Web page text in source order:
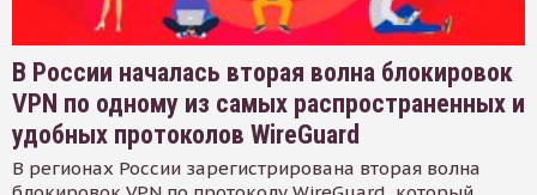
В России началась вторая волна блокировок
VPN по одному из самых распространенных и
удобных протоколов WireGuard
В регионах России зарегистрирована вторая волна